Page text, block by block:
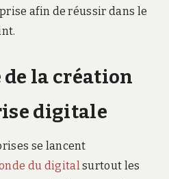
afin de réussir dans le
la création
digitale
se lancent
du digital surtout les